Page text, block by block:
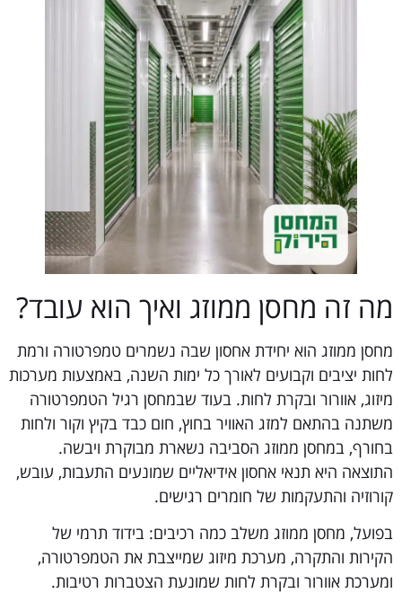
מה זה מחסן ממוזג ואיך הוא עובד?
מחסן ממוזג הוא יחידת אחסון שבה נשמרים טמפרטורה ורמת
לחות יציבים וקבועים לאורך כל ימות השנה, באמצעות מערכות
מיזוג, אוורור ובקרת לחות. בעוד שבמחסן רגיל הטמפרטורה
משתנה בהתאם למזג האוויר בחוץ, חום כבד בקיץ וקור ולחות
בחורף, במחסן ממוזג הסביבה נשארת מבוקרת ויבשה.
התוצאה היא תנאי אחסון אידיאליים שמונעים התעבות, עובש,
קורוזיה והתעקמות של חומרים רגישים.
בפועל, מחסן ממוזג משלב כמה רכיבים: בידוד תרמי של
הקירות והתקרה, מערכת מיזוג שמייצבת את הטמפרטורה,
ומערכת אוורור ובקרת לחות שמונעת הצטברות רטיבות.